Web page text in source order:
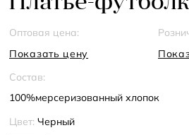
Оптовая цена:
Показать цену
Состав:
100%мерсеризованный хлопок
Цвет: Черный